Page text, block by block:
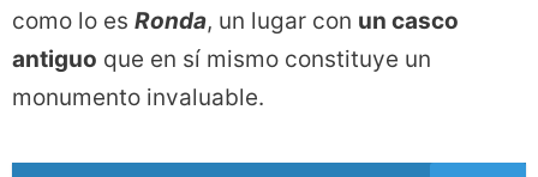
como lo es Ronda, un lugar con un casco
antiguo que en sí mismo constituye un
monumento invaluable.